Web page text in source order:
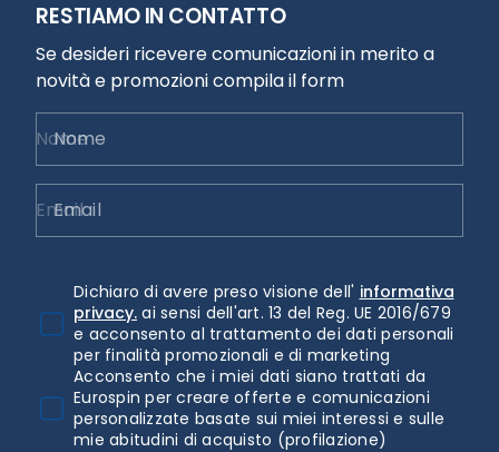
RESTIAMO IN CONTATTO
Se desideri ricevere comunicazioni in merito a
novità e promozioni compila il form
Nome
Email
Dichiaro di avere preso visione dell' informativa
privacy. ai sensi dell'art. 13 del Reg. UE 2016/679
e acconsento al trattamento dei dati personali
per finalità promozionali e di marketing
Acconsento che i miei dati siano trattati da
Eurospin per creare offerte e comunicazioni
personalizzate basate sui miei interessi e sulle
mie abitudini di acquisto (profilazione)